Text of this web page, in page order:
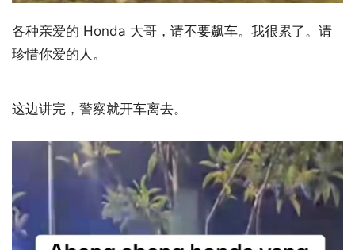
各种亲爱的 Honda 大哥，请不要飙车。我很累了。请
珍惜你爱的人。
这边讲完，警察就开车离去。